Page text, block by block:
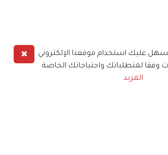
✖
عليك استخدام موقعنا الإلكتروني
وفقا لمتطلباتك واحتياجاتك الخاصة
المزيد